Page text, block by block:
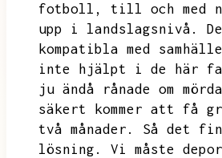
fotboll,
till och med
upp i landslagsnivå.
kompatibla med
inte hjälpt i de här
ju ändå rånade om
säkert kommer att få
två månader.
Så det
lösning.
Vi måste